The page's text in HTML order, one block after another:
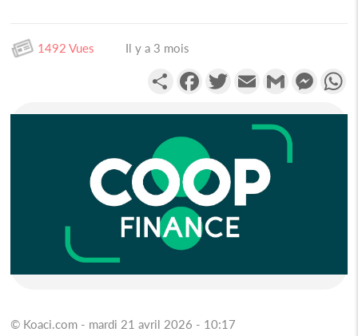
1492 Vues Il y a 3 mois
PartagerFacebookTwitterEmail Gmail
© Koaci.com - mardi 21 avril 2026 - 10:17